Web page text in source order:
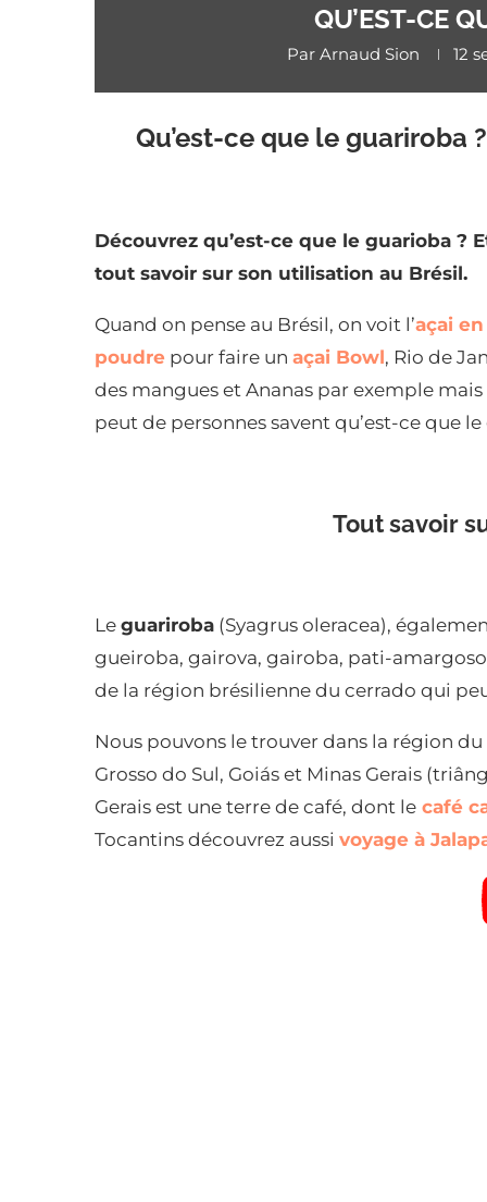
QU’EST-CE
Par Arnaud Sion 12
Qu’est-ce que le guariroba ?
Découvrez qu’est-ce que le guarioba ?
tout savoir sur son utilisation au Brésil.
Quand on pense au Brésil, on voit l’açai en
poudre pour faire un açai Bowl, Rio de
des mangues et Ananas par exemple mais
peut de personnes savent qu’est-ce que
Tout savoir
Le guariroba (Syagrus oleracea),
gueiroba, gairova, gairoba, pati-
de la région brésilienne du cerrado qui
Nous pouvons le trouver dans la région
Grosso do Sul, Goiás et Minas Gerais
Gerais est une terre de café, dont le café
Tocantins découvrez aussi voyage à